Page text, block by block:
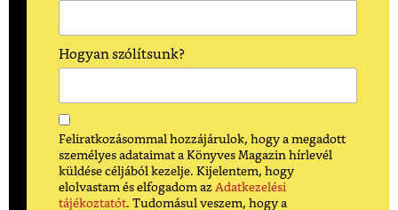
Hogyan szólítsunk?
Feliratkozásommal hozzájárulok, hogy a megadott
személyes adataimat a Könyves Magazin hírlevél
küldése céljából kezelje. Kijelentem, hogy
elolvastam és elfogadom az Adatkezelési
tájékoztatót. Tudomásul veszem, hogy a